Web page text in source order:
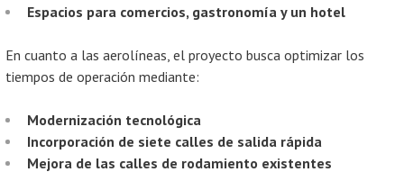
Espacios para comercios, gastronomía y un hotel
En cuanto a las aerolíneas, el proyecto busca optimizar los
tiempos de operación mediante:
Modernización tecnológica
Incorporación de siete calles de salida rápida
Mejora de las calles de rodamiento existentes